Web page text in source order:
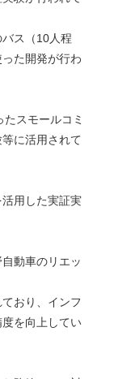
ス（10人程
た開発が行わ
スモールコミ
に活用されて
用した実証実
動車のリエッ
おり、インフ
を向上してい